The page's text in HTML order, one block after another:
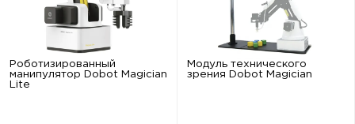
Роботизированный
манипулятор Dobot Magician
Lite
Модуль технического
зрения Dobot Magician